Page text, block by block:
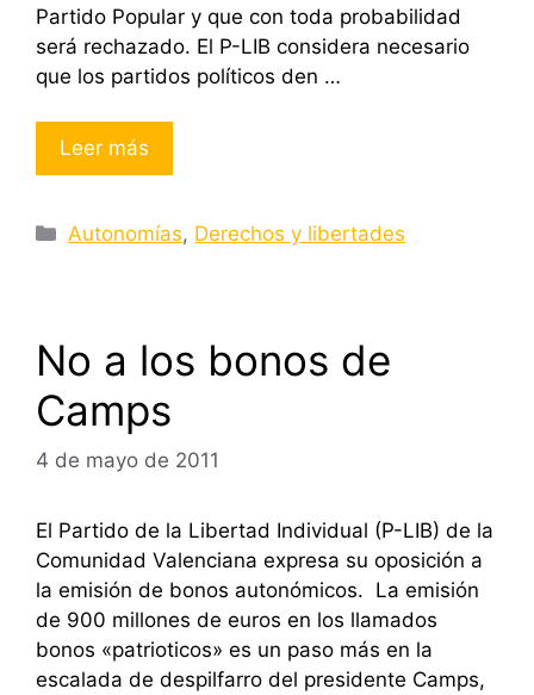
Partido Popular y que con toda probabilidad
será rechazado. El P-LIB considera necesario
que los partidos políticos den …
Leer más
Categorías
Autonomías, Derechos y libertades
No a los bonos de
Camps
4 de mayo de 2011
El Partido de la Libertad Individual (P-LIB) de la
Comunidad Valenciana expresa su oposición a
la emisión de bonos autonómicos. La emisión
de 900 millones de euros en los llamados
bonos «patrioticos» es un paso más en la
escalada de despilfarro del presidente Camps,